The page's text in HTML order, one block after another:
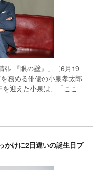
張 『眼の壁』」（6月19
務める俳優の小泉孝太郎
を迎えた小泉は、「ここ
かけに2日違いの誕生日プ